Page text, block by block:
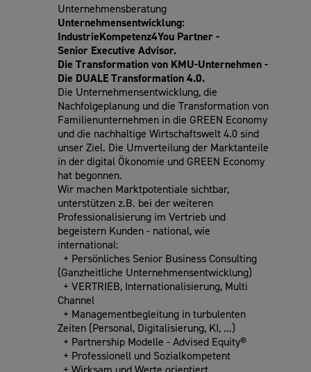
Unternehmensberatung
Unternehmensentwicklung:
IndustrieKompetenz4You Partner -
Senior Executive Advisor.
Die Transformation von KMU-Unternehmen -
Die DUALE Transformation 4.0.
Die Unternehmensentwicklung, die
Nachfolgeplanung und die Transformation von
Familienunternehmen in die GREEN Economy
und die nachhaltige Wirtschaftswelt 4.0 sind
unser Ziel. Die Umverteilung der Marktanteile
in der digital Ökonomie und GREEN Economy
hat begonnen.
Wir machen Marktpotentiale sichtbar,
unterstützen z.B. bei der weiteren
Professionalisierung im Vertrieb und
begeistern Kunden - national, wie
international:
+ Persönliches Senior Business Consulting
(Ganzheitliche Unternehmensentwicklung)
+ VERTRIEB, Internationalisierung, Multi
Channel
+ Managementbegleitung in turbulenten
Zeiten (Personal, Digitalisierung, KI, ...)
+ Partnership Modelle - Advised Equity®
+ Professionell und Sozialkompetent